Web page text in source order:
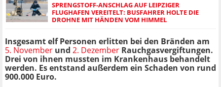
SPRENGSTOFF-ANSCHLAG AUF LEIPZIGER
FLUGHAFEN VEREITELT: BUSFAHRER HOLTE DIE
DROHNE MIT HÄNDEN VOM HIMMEL
Insgesamt elf Personen erlitten bei den Bränden am
5. November und 2. Dezember Rauchgasvergiftungen.
Drei von ihnen mussten im Krankenhaus behandelt
werden. Es entstand außerdem ein Schaden von rund
900.000 Euro.